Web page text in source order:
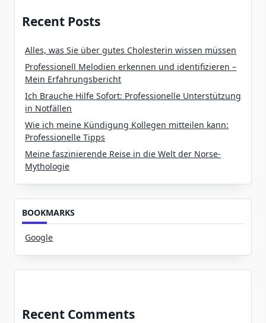
Recent Posts
Alles, was Sie über gutes Cholesterin wissen müssen
Professionell Melodien erkennen und identifizieren –
Mein Erfahrungsbericht
Ich Brauche Hilfe Sofort: Professionelle Unterstützung
in Notfällen
Wie ich meine Kündigung Kollegen mitteilen kann:
Professionelle Tipps
Meine faszinierende Reise in die Welt der Norse-
Mythologie
BOOKMARKS
Google
Recent Comments